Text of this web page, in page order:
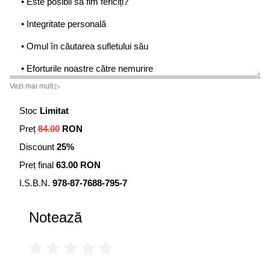
• Integritate personală
• Omul în căutarea sufletului său
• Eforturile noastre către nemurire
• Cele opt dinamici care cuprind viața în sine
•Triunghiul Afinitate, Realitate și Comunicare
oferă componentele referitoare la relații interpersonale
• Căsătoria
• Cum să trăim alături de copii
• Două reguli pentru o viață mai fericită
Vezi mai mult ▷
Stoc Limitat
Preț 84.00 RON
Discount 25%
Preț final 63.00 RON
I.S.B.N. 978-87-7688-795-7
Notează